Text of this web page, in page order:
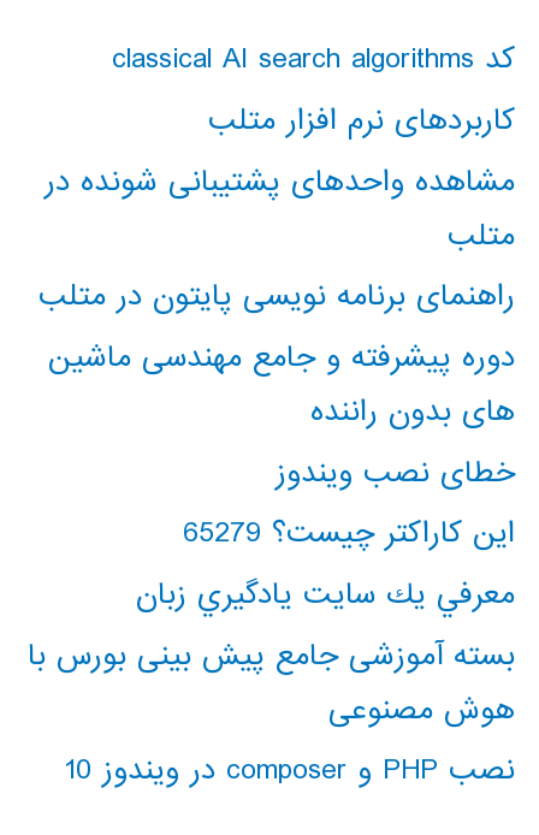
کد classical AI search algorithms
کاربردهای نرم افزار متلب
مشاهده واحدهای پشتیبانی شونده در
متلب
راهنمای برنامه نویسی پایتون در متلب
دوره پیشرفته و جامع مهندسی ماشین
های بدون راننده
خطای نصب ویندوز
این کاراکتر چیست؟ 65279
معرفي يك سايت يادگيري زبان
بسته آموزشی جامع پیش بینی بورس با
هوش مصنوعی
نصب PHP و composer در ویندوز 10